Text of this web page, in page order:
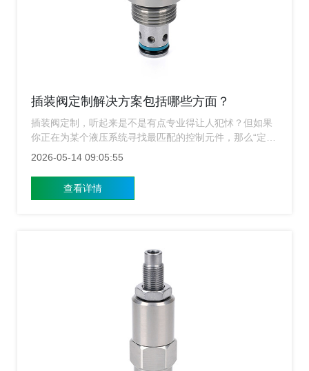
插装阀定制解决方案包括哪些方面？
插装阀定制，听起来是不是有点专业得让人犯怵？但如果
你正在为某个液压系统寻找最匹配的控制元件，那么“定
制”这两个字，可能恰恰是你最该关注的关键词，别急着划
制解决方案时背后到底藏着哪些门道。
2026-05-14 09:05:55
查看详情